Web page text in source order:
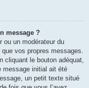
message ?
ou un modérateur du
vos propres messages.
cliquant le bouton adéquat,
message initial ait été
un petit texte situé